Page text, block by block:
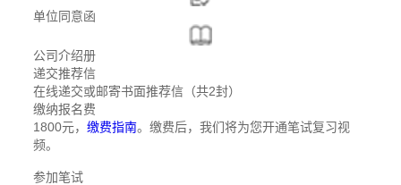
单位同意函
公司介绍册
递交推荐信
在线递交或邮寄书面推荐信（共2封）
缴纳报名费
1800元，缴费指南。缴费后，我们将为您开通笔试复习视
频。
参加笔试